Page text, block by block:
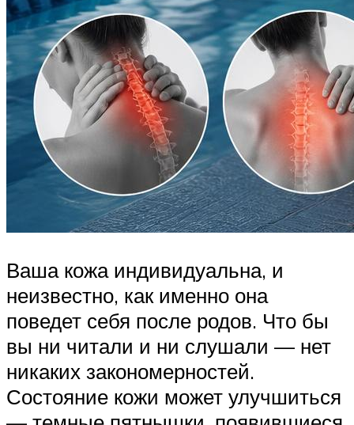
Ваша кожа индивидуальна, и
неизвестно, как именно она
поведет себя после родов. Что бы
вы ни читали и ни слушали — нет
никаких закономерностей.
Состояние кожи может улучшиться